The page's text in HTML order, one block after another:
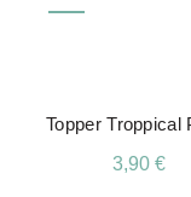
Topper Troppical
3,90 €